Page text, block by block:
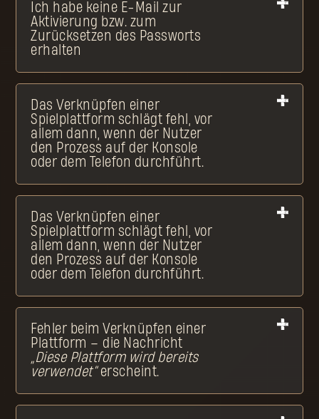
Ich habe keine E-Mail zur
Aktivierung bzw. zum
Zurücksetzen des Passworts
erhalten
Das Verknüpfen einer
Spielplattform schlägt fehl, vor
allem dann, wenn der Nutzer
den Prozess auf der Konsole
oder dem Telefon durchführt.
Das Verknüpfen einer
Spielplattform schlägt fehl, vor
allem dann, wenn der Nutzer
den Prozess auf der Konsole
oder dem Telefon durchführt.
Fehler beim Verknüpfen einer
Plattform – die Nachricht
„Diese Plattform wird bereits
verwendet“erscheint.